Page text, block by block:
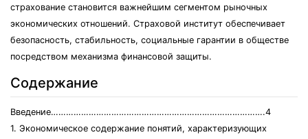
страхование становится важнейшим сегментом рыночных
экономических отношений. Страховой институт обеспечивает
безопасность, стабильность, социальные гарантии в обществе
посредством механизма финансовой защиты.
Содержание
Введение………………………………………………………………………….4
1. Экономическое содержание понятий, характеризующих